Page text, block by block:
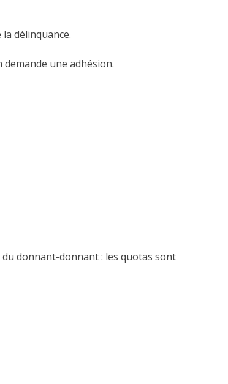
délinquance.
une adhésion.
donnant-donnant : les quotas sont